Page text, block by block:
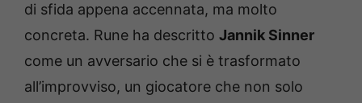
di sfida appena accennata, ma molto
concreta. Rune ha descritto Jannik Sinner
come un avversario che si è trasformato
all’improvviso, un giocatore che non solo